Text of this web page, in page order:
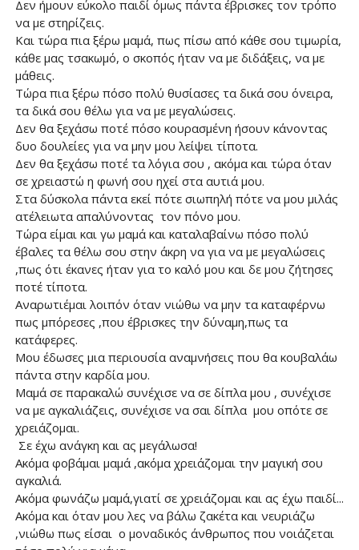
Δεν ήμουν εύκολο παιδί όμως πάντα έβρισκες τον τρόπο
να με στηρίζεις.
Και τώρα πια ξέρω μαμά, πως πίσω από κάθε σου τιμωρία,
κάθε μας τσακωμό, ο σκοπός ήταν να με διδάξεις, να με
μάθεις.
Τώρα πια ξέρω πόσο πολύ θυσίασες τα δικά σου όνειρα,
τα δικά σου θέλω για να με μεγαλώσεις.
Δεν θα ξεχάσω ποτέ πόσο κουρασμένη ήσουν κάνοντας
δυο δουλείες για να μην μου λείψει τίποτα.
Δεν θα ξεχάσω ποτέ τα λόγια σου , ακόμα και τώρα όταν
σε χρειαστώ η φωνή σου ηχεί στα αυτιά μου.
Στα δύσκολα πάντα εκεί πότε σιωπηλή πότε να μου μιλάς
ατέλειωτα απαλύνοντας τον πόνο μου.
Τώρα είμαι και γω μαμά και καταλαβαίνω πόσο πολύ
έβαλες τα θέλω σου στην άκρη να για να με μεγαλώσεις
,πως ότι έκανες ήταν για το καλό μου και δε μου ζήτησες
ποτέ τίποτα.
Αναρωτιέμαι λοιπόν όταν νιώθω να μην τα καταφέρνω
πως μπόρεσες ,που έβρισκες την δύναμη,πως τα
κατάφερες.
Μου έδωσες μια περιουσία αναμνήσεις που θα κουβαλάω
πάντα στην καρδία μου.
Μαμά σε παρακαλώ συνέχισε να σε δίπλα μου , συνέχισε
να με αγκαλιάζεις, συνέχισε να σαι δίπλα μου οπότε σε
χρειάζομαι.
Σε έχω ανάγκη και ας μεγάλωσα!
Ακόμα φοβάμαι μαμά ,ακόμα χρειάζομαι την μαγική σου
αγκαλιά.
Ακόμα φωνάζω μαμά,γιατί σε χρειάζομαι και ας έχω παιδί...
Ακόμα και όταν μου λες να βάλω ζακέτα και νευριάζω
,νιώθω πως είσαι ο μοναδικός άνθρωπος που νοιάζεται